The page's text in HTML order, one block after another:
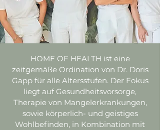
HOME OF HEALTH ist eine
zeitgemäße Ordination von Dr. Doris
Gapp für alle Altersstufen. Der Fokus
liegt auf Gesundheitsvorsorge,
Therapie von Mangelerkrankungen,
sowie körperlich- und geistiges
Wohlbefinden, in Kombination mit